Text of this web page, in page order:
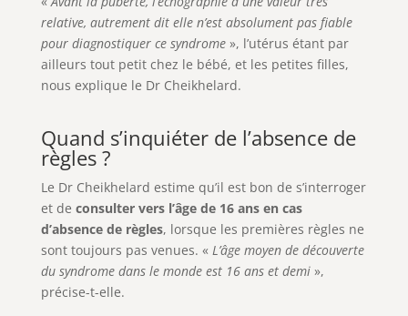
relative, autrement dit elle n’est absolument pas fiable
pour diagnostiquer ce syndrome», l’utérus étant par
ailleurs tout petit chez le bébé, et les petites filles,
nous explique le Dr Cheikhelard.
Quand s’inquiéter de l’absence de
règles ?
Le Dr Cheikhelard estime qu’il est bon de s’interroger
et de consulter vers l’âge de 16 ans en cas
d’absence de règles, lorsque les premières règles ne
sont toujours pas venues. « L’âge moyen de découverte
du syndrome dans le monde est 16 ans et demi »,
précise-t-elle.